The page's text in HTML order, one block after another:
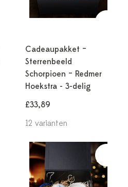
Cadeaupakket –
Sterrenbeeld
Schorpioen – Redmer
Hoekstra - 3-delig
£33,89
12 varianten